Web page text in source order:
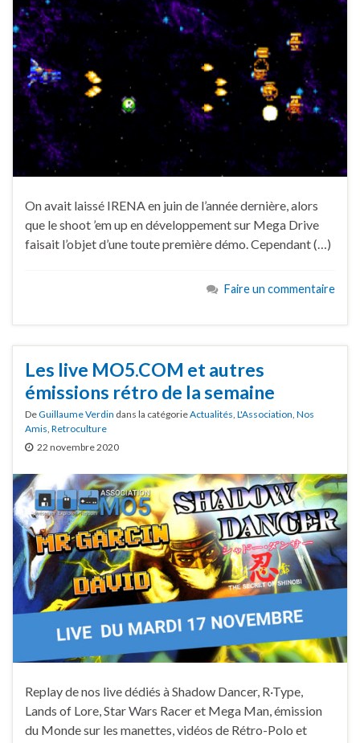
On avait laissé IRENA en juin de l’année dernière, alors
que le shoot ’em up en développement sur Mega Drive
faisait l’objet d’une toute première démo. Cependant (…)
Faire un commentaire
Les live MO5.COM et autres
émissions rétro de la semaine
DeGuillaume Verdin dans la catégorieActualités, L'Association, Nos
Amis, Retroculture
22 novembre 2020
Replay de nos live dédiés à Shadow Dancer, R·Type,
Lands of Lore, Star Wars Racer et Mega Man, émission
du Monde sur les manettes, vidéos de Rétro-Polo et